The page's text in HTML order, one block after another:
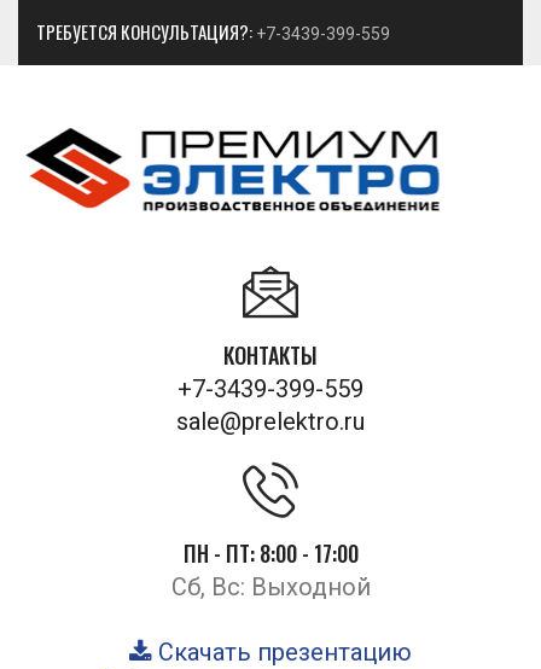
ТРЕБУЕТСЯ КОНСУЛЬТАЦИЯ?: +7-3439-399-559
КОНТАКТЫ
+7-3439-399-559
sale@prelektro.ru
ПН - ПТ: 8:00 - 17:00
Сб, Вс: Выходной
Скачать презентацию